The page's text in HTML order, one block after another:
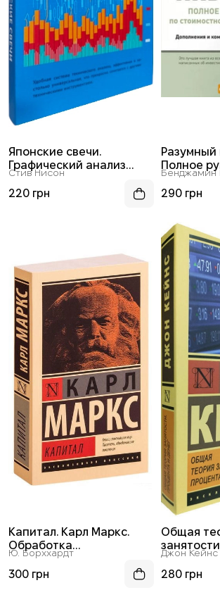
Японские свечи.
Графический анализ
финансовых рынков
Стив Нисон
220 грн
Разумный
Полное
Бенджамин
290 грн
Капитал. Карл Маркс.
Обработка
классического труда,
выполненная историком
Ю. Борххардт
300 грн
Общая
денег
Джон Кейнс
280 грн